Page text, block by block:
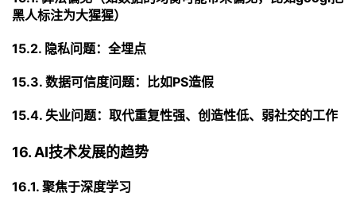
黑人标注为大猩猩）
15.2. 隐私问题：全埋点
15.3. 数据可信度问题：比如PS造假
15.4. 失业问题：取代重复性强、创造性低、弱社交的工作
16. AI技术发展的趋势
16.1. 聚焦于深度学习